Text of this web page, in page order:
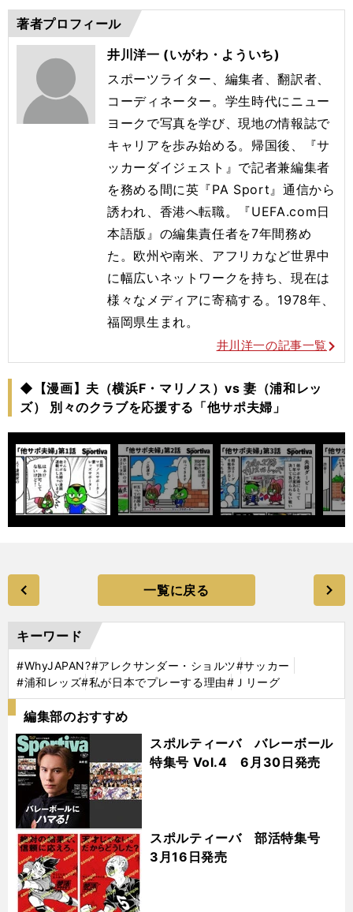
著者プロフィール
井川洋一 (いがわ・よういち)
スポーツライター、編集者、翻訳者、
コーディネーター。学生時代にニュー
ヨークで写真を学び、現地の情報誌で
キャリアを歩み始める。帰国後、『サ
ッカーダイジェスト』で記者兼編集者
を務める間に英『PA Sport』通信から
誘われ、香港へ転職。『UEFA.com日
本語版』の編集責任者を7年間務め
た。欧州や南米、アフリカなど世界中
に幅広いネットワークを持ち、現在は
様々なメディアに寄稿する。1978年、
福岡県生まれ。
井川洋一の記事一覧
◆【漫画】夫（横浜F・マリノス）vs 妻（浦和レッ
ズ） 別々のクラブを応援する「他サポ夫婦」
一覧に戻る
キーワード
#WhyJAPAN?#アレクサンダー・ショルツ#サッカー
#浦和レッズ#私が日本でプレーする理由#Ｊリーグ
編集部のおすすめ
スポルティーバ バレーボール
特集号 Vol.4 6月30日発売
スポルティーバ 部活特集号
3月16日発売